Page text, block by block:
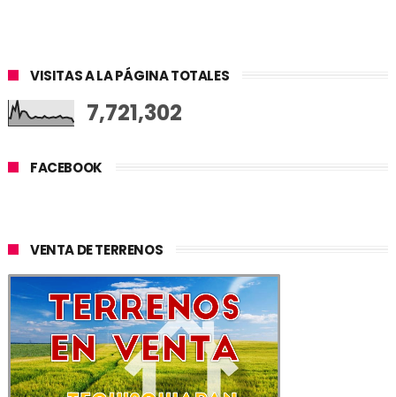
VISITAS A LA PÁGINA TOTALES
7,721,302
FACEBOOK
VENTA DE TERRENOS